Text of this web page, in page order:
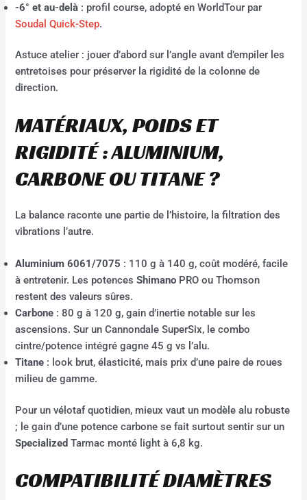
-6° et au-delà : profil course, adopté en WorldTour par
Soudal Quick-Step.
Astuce atelier : jouer d’abord sur l’angle avant d’empiler les
entretoises pour préserver la rigidité de la colonne de
direction.
MATÉRIAUX, POIDS ET
RIGIDITÉ : ALUMINIUM,
CARBONE OU TITANE ?
La balance raconte une partie de l’histoire, la filtration des
vibrations l’autre.
Aluminium 6061/7075 : 110 g à 140 g, coût modéré, facile
à entretenir. Les potencesShimano PRO ou Thomson
restent des valeurs sûres.
Carbone : 80 g à 120 g, gain d’inertie notable sur les
ascensions. Sur un Cannondale SuperSix, le combo
cintre/potence intégré gagne 45 g vs l’alu.
Titane : look brut, élasticité, mais prix d’une paire de roues
milieu de gamme.
Pour un vélotaf quotidien, mieux vaut un modèle alu robuste
; le gain d’une potence carbone se fait surtout sentir sur un
Specialized Tarmac monté light à 6,8 kg.
COMPATIBILITÉ DIAMÈTRES